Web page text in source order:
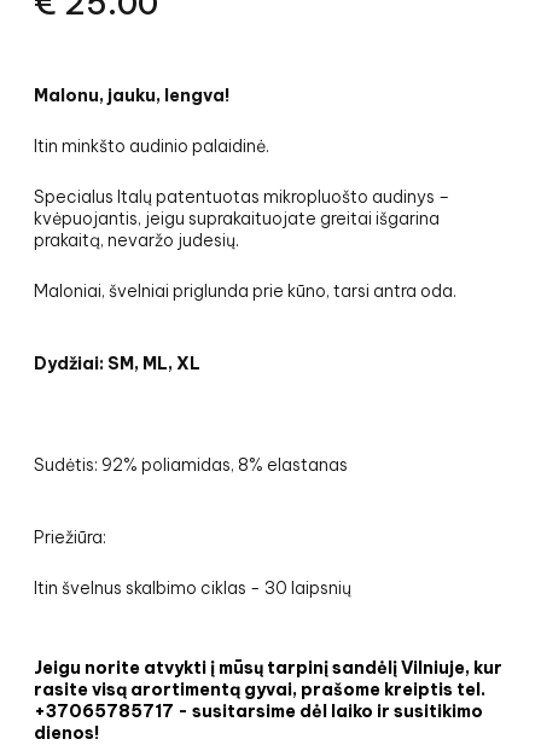
Malonu, jauku, lengva!
Itin minkšto audinio palaidinė.
Specialus Italų patentuotas mikropluošto audinys –
kvėpuojantis, jeigu suprakaituojate greitai išgarina
prakaitą, nevaržo judesių.
Maloniai, švelniai priglunda prie kūno, tarsi antra oda.
Dydžiai: SM, ML, XL
Sudėtis: 92% poliamidas, 8% elastanas
Priežiūra:
Itin švelnus skalbimo ciklas - 30 laipsnių
Jeigu norite atvykti į mūsų tarpinį sandėlį Vilniuje, kur
rasite visą arortimentą gyvai, prašome kreiptis tel.
+37065785717 - susitarsime dėl laiko ir susitikimo
dienos!